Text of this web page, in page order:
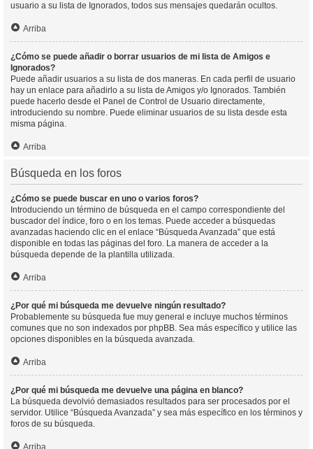
usuario a su lista de Ignorados, todos sus mensajes quedarán ocultos.
Arriba
¿Cómo se puede añadir o borrar usuarios de mi lista de Amigos e
Ignorados?
Puede añadir usuarios a su lista de dos maneras. En cada perfil de usuario
hay un enlace para añadirlo a su lista de Amigos y/o Ignorados. También
puede hacerlo desde el Panel de Control de Usuario directamente,
introduciendo su nombre. Puede eliminar usuarios de su lista desde esta
misma página.
Arriba
Búsqueda en los foros
¿Cómo se puede buscar en uno o varios foros?
Introduciendo un término de búsqueda en el campo correspondiente del
buscador del índice, foro o en los temas. Puede acceder a búsquedas
avanzadas haciendo clic en el enlace “Búsqueda Avanzada” que está
disponible en todas las páginas del foro. La manera de acceder a la
búsqueda depende de la plantilla utilizada.
Arriba
¿Por qué mi búsqueda me devuelve ningún resultado?
Probablemente su búsqueda fue muy general e incluye muchos términos
comunes que no son indexados por phpBB. Sea más específico y utilice las
opciones disponibles en la búsqueda avanzada.
Arriba
¿Por qué mi búsqueda me devuelve una página en blanco?
La búsqueda devolvió demasiados resultados para ser procesados por el
servidor. Utilice “Búsqueda Avanzada” y sea más específico en los términos y
foros de su búsqueda.
Arriba